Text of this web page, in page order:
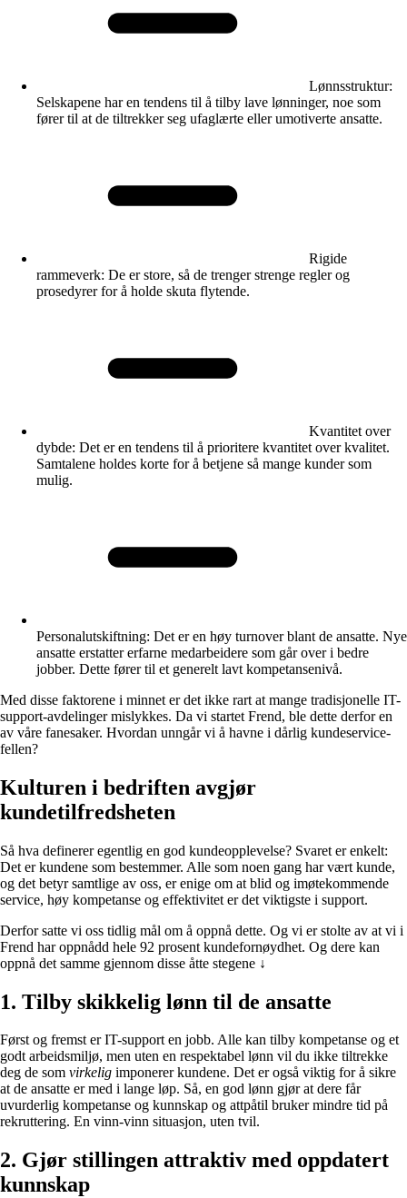
Lønnsstruktur:
Selskapene har en tendens til å tilby lave lønninger, noe som
fører til at de tiltrekker seg ufaglærte eller umotiverte ansatte.
Rigide
rammeverk: De er store, så de trenger strenge regler og
prosedyrer for å holde skuta flytende.
Kvantitet over
dybde: Det er en tendens til å prioritere kvantitet over kvalitet.
Samtalene holdes korte for å betjene så mange kunder som
mulig.
Personalutskiftning: Det er en høy turnover blant de ansatte. Nye
ansatte erstatter erfarne medarbeidere som går over i bedre
jobber. Dette fører til et generelt lavt kompetansenivå.
Med disse faktorene i minnet er det ikke rart at mange tradisjonelle IT-
support-avdelinger mislykkes. Da vi startet Frend, ble dette derfor en
av våre fanesaker. Hvordan unngår vi å havne i dårlig kundeservice-
fellen?
Kulturen i bedriften avgjør
kundetilfredsheten
Så hva definerer egentlig en god kundeopplevelse? Svaret er enkelt:
Det er kundene som bestemmer. Alle som noen gang har vært kunde,
og det betyr samtlige av oss, er enige om at blid og imøtekommende
service, høy kompetanse og effektivitet er det viktigste i support.
Derfor satte vi oss tidlig mål om å oppnå dette. Og vi er stolte av at vi i
Frend har oppnådd hele 92 prosent kundefornøydhet. Og dere kan
oppnå det samme gjennom disse åtte stegene ↓
1. Tilby skikkelig lønn til de ansatte
Først og fremst er IT-support en jobb. Alle kan tilby kompetanse og et
godt arbeidsmiljø, men uten en respektabel lønn vil du ikke tiltrekke
deg de som virkelig imponerer kundene. Det er også viktig for å sikre
at de ansatte er med i lange løp. Så, en god lønn gjør at dere får
uvurderlig kompetanse og kunnskap og attpåtil bruker mindre tid på
rekruttering. En vinn-vinn situasjon, uten tvil.
2. Gjør stillingen attraktiv med oppdatert
kunnskap